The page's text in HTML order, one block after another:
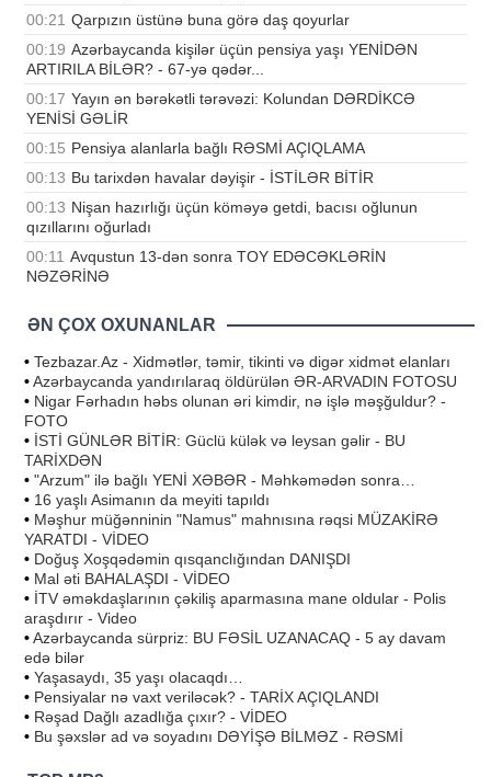
00:21 Qarpızın üstünə buna görə daş qoyurlar
00:19 Azərbaycanda kişilər üçün pensiya yaşı YENİDƏN
ARTIRILA BİLƏR? - 67-yə qədər...
00:17 Yayın ən bərəkətli tərəvəzi: Kolundan DƏRDİKCƏ
YENİSİ GƏLİR
00:15 Pensiya alanlarla bağlı RƏSMİ AÇIQLAMA
00:13 Bu tarixdən havalar dəyişir - İSTİLƏR BİTİR
00:13 Nişan hazırlığı üçün köməyə getdi, bacısı oğlunun
qızıllarını oğurladı
00:11 Avqustun 13-dən sonra TOY EDƏCƏKLƏRİN
NƏZƏRİNƏ
ƏN ÇOX OXUNANLAR
• Tezbazar.Az - Xidmətlər, təmir, tikinti və digər xidmət elanları
•Azərbaycanda yandırılaraq öldürülən ƏR-ARVADIN FOTOSU
• Nigar Fərhadın həbs olunan əri kimdir, nə işlə məşğuldur? -
FOTO
• İSTİ GÜNLƏR BİTİR: Güclü külək və leysan gəlir - BU
TARİXDƏN
• "Arzum" ilə bağlı YENİ XƏBƏR - Məhkəmədən sonra…
• 16 yaşlı Asimanın da meyiti tapıldı
• Məşhur müğənninin "Namus" mahnısına rəqsi MÜZAKİRƏ
YARATDI - VİDEO
• Doğuş Xoşqədəmin qısqanclığından DANIŞDI
• Mal əti BAHALAŞDI - VİDEO
• İTV əməkdaşlarının çəkiliş aparmasına mane oldular - Polis
araşdırır - Video
•Azərbaycanda sürpriz: BU FƏSİL UZANACAQ - 5 ay davam
edə bilər
• Yaşasaydı, 35 yaşı olacaqdı…
• Pensiyalar nə vaxt veriləcək? - TARİX AÇIQLANDI
• Rəşad Dağlı azadlığa çıxır? - VİDEO
• Bu şəxslər ad və soyadını DƏYİŞƏ BİLMƏZ - RƏSMİ